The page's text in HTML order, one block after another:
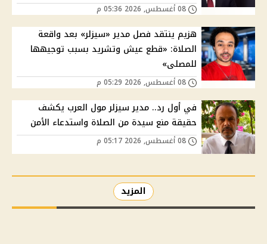
هزيم ينتقد فصل مدير «سيزلر» بعد واقعة
الصلاة: «قطع عيش وتشريد بسبب توجيهها
للمصلى»
في أول رد.. مدير سيزلر مول العرب يكشف
حقيقة منع سيدة من الصلاة واستدعاء الأمن
المزيد